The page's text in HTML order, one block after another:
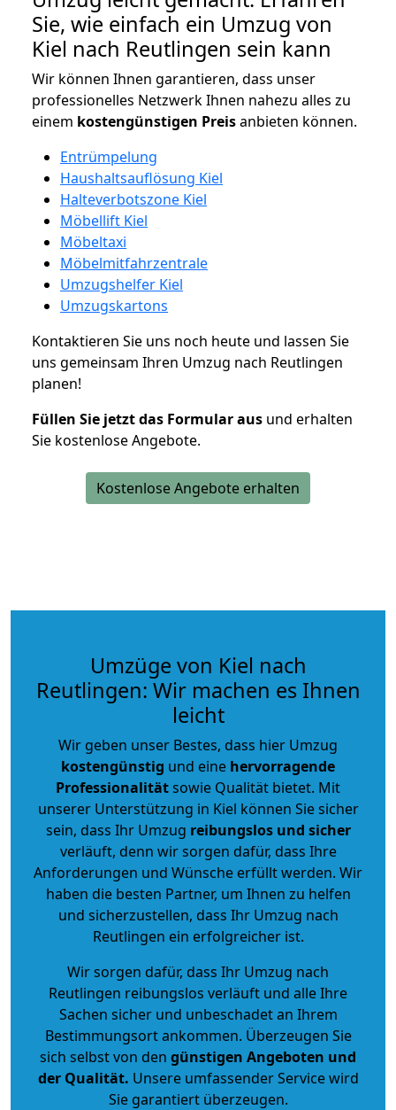
Sie, wie einfach ein Umzug von
Kiel nach Reutlingen sein kann
Wir können Ihnen garantieren, dass unser
professionelles Netzwerk Ihnen nahezu alles zu
einem kostengünstigen Preisanbieten können.
Entrümpelung
Haushaltsauflösung Kiel
Halteverbotszone Kiel
Möbellift Kiel
Möbeltaxi
Möbelmitfahrzentrale
Umzugshelfer Kiel
Umzugskartons
Kontaktieren Sie uns noch heute und lassen Sie
uns gemeinsam Ihren Umzug nach Reutlingen
planen!
Füllen Sie jetzt das Formular aus und erhalten
Sie kostenlose Angebote.
Kostenlose Angebote erhalten
Umzüge von Kiel nach
Reutlingen: Wir machen es Ihnen
leicht
Wir geben unser Bestes, dass hier Umzug
kostengünstig und eine hervorragende
Professionalitätsowie Qualität bietet. Mit
unserer Unterstützung in Kiel können Sie sicher
sein, dass Ihr Umzug reibungslos und sicher
verläuft, denn wir sorgen dafür, dass Ihre
Anforderungen und Wünsche erfüllt werden. Wir
haben die besten Partner, um Ihnen zu helfen
und sicherzustellen, dass Ihr Umzug nach
Reutlingen ein erfolgreicher ist.
Wir sorgen dafür, dass Ihr Umzug nach
Reutlingen reibungslos verläuft und alle Ihre
Sachen sicher und unbeschadet an Ihrem
Bestimmungsort ankommen. Überzeugen Sie
sich selbst von den günstigen Angeboten und
der Qualität. Unsere umfassender Service wird
Sie garantiert überzeugen.